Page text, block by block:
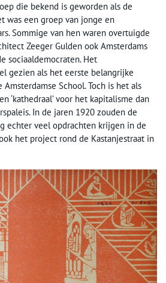
die bekend is geworden als de
was een groep van jonge en
Sommige van hen waren overtuigde
Zeeger Gulden ook Amsterdams
sociaaldemocraten. Het
gezien als het eerste belangrijke
School. Toch is het als
‘kathedraal’ voor het kapitalisme dan
In de jaren 1920 zouden de
echter veel opdrachten krijgen in de
het project rond de Kastanjestraat in